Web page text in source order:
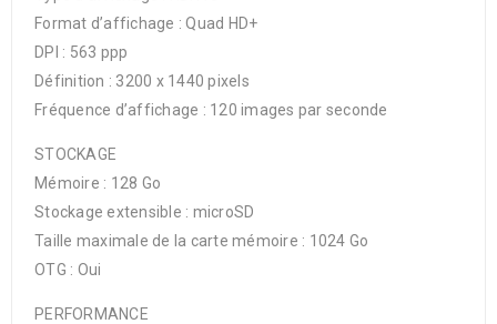
Format d’affichage : Quad HD+
DPI : 563 ppp
Définition : 3200 x 1440 pixels
Fréquence d’affichage : 120 images par seconde
STOCKAGE
Mémoire : 128 Go
Stockage extensible : microSD
Taille maximale de la carte mémoire : 1024 Go
OTG : Oui
PERFORMANCE